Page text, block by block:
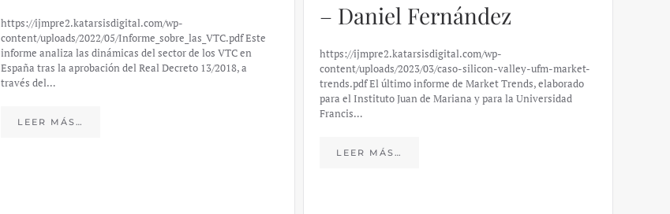
https://ijmpre2.katarsisdigital.com/wp-
content/uploads/2022/05/Informe_sobre_las_VTC.pdf Este
informe analiza las dinámicas del sector de los VTC en
España tras la aprobación del Real Decreto 13/2018, a
través del…
LEER MÁS…
– Daniel Fernández
https://ijmpre2.katarsisdigital.com/wp-
content/uploads/2023/03/caso-silicon-valley-ufm-market-
trends.pdf El último informe de Market Trends, elaborado
para el Instituto Juan de Mariana y para la Universidad
Francis…
LEER MÁS…